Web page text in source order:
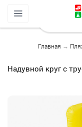
Главная →
Надувной круг с